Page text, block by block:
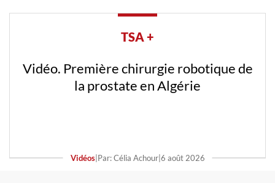
TSA +
Vidéo. Première chirurgie robotique de
la prostate en Algérie
Vidéos| Par: Célia Achour| 6 août 2026